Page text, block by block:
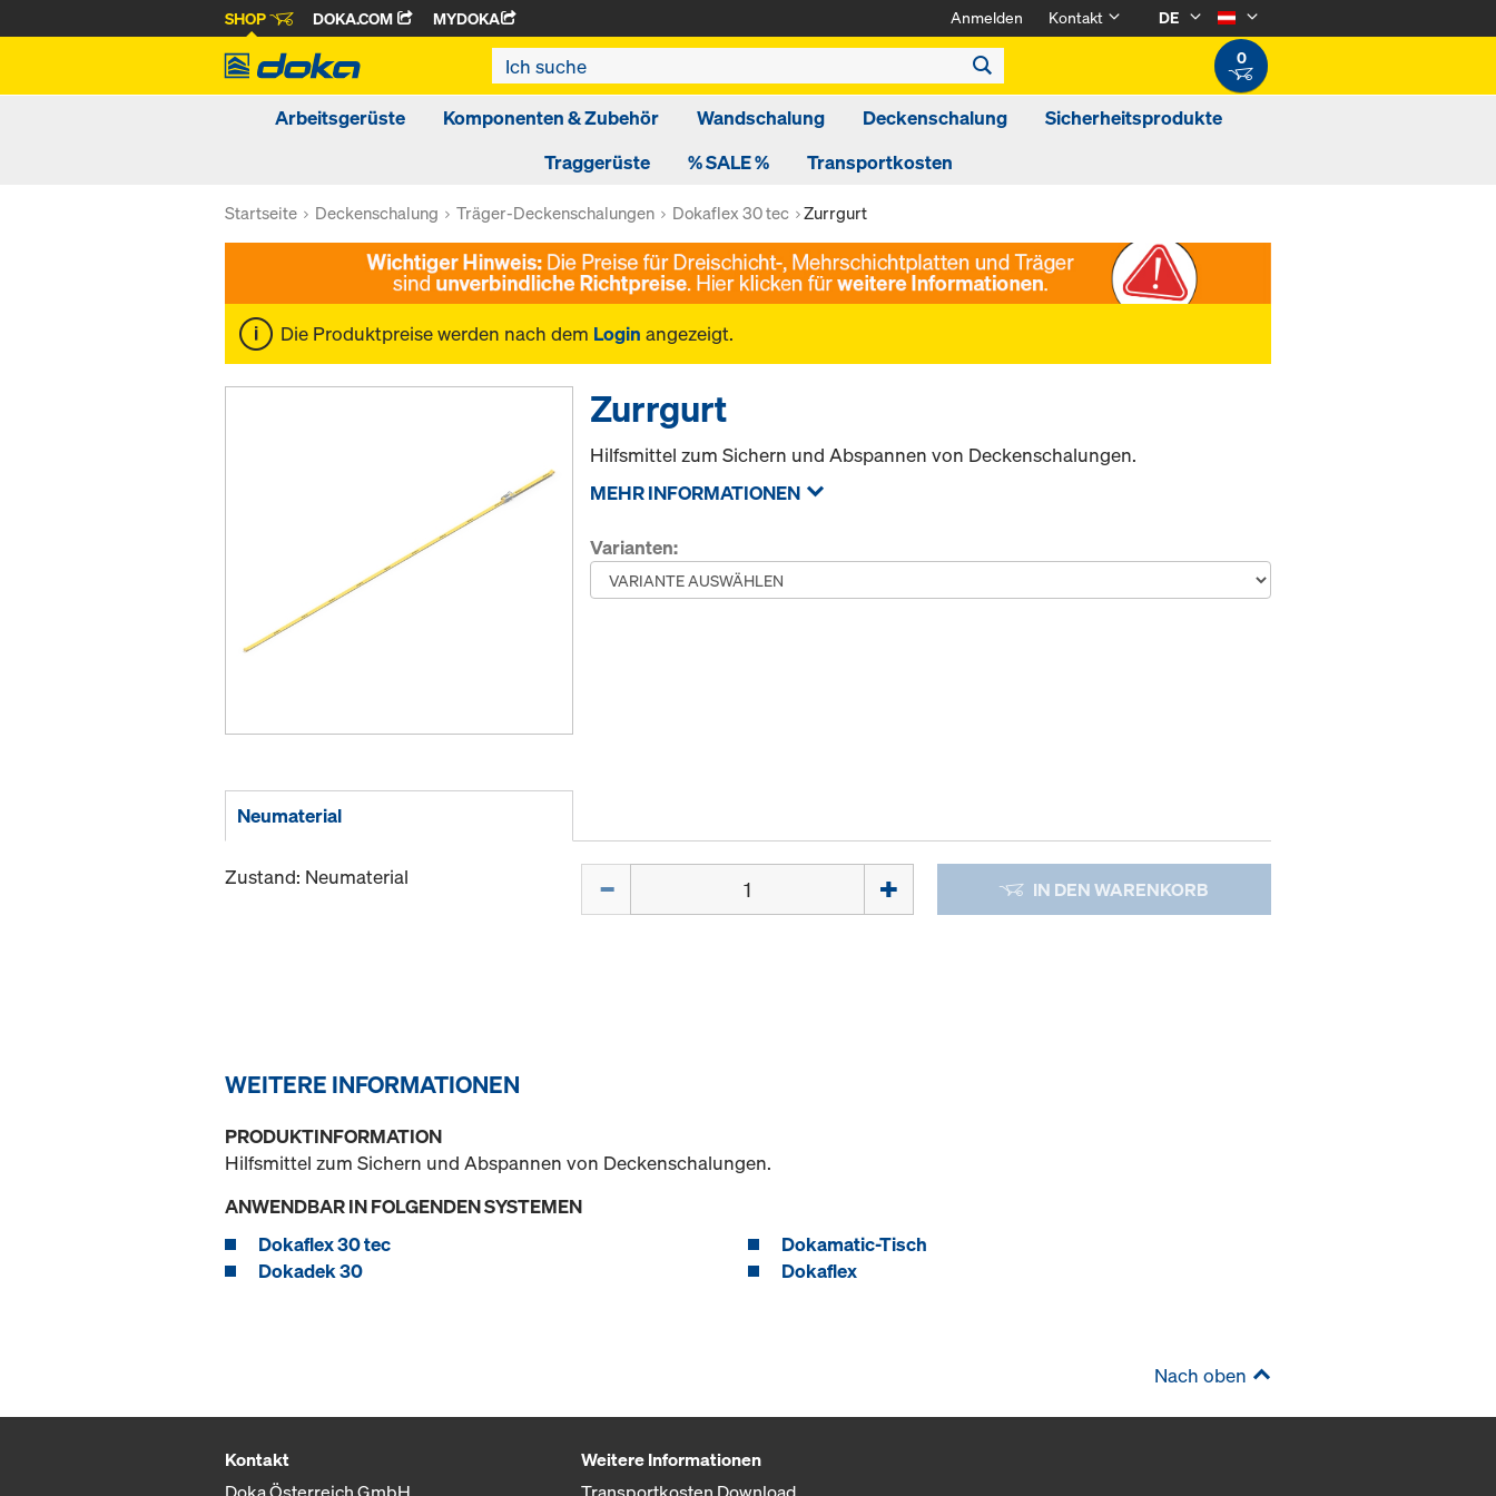
SHOP DOKA.COM MYDOKA Anmelden Kontakt
DE
0
Arbeitsgerüste Komponenten & Zubehör Wandschalung Deckenschalung
Sicherheitsprodukte
Traggerüste
% SALE % Transportkosten
Startseite Deckenschalung Träger-Deckenschalungen Dokaflex 30 tec Zurrgurt
Die Produktpreise werden nach dem Login angezeigt.
Zurrgurt
Hilfsmittel zum Sichern und Abspannen von Deckenschalungen.
MEHR INFORMATIONEN
Varianten:
Neumaterial
Zustand: Neumaterial IN DEN WARENKORB
WEITERE INFORMATIONEN
PRODUKTINFORMATION
Hilfsmittel zum Sichern und Abspannen von Deckenschalungen.
ANWENDBAR IN FOLGENDEN SYSTEMEN
Dokaflex 30 tec
Dokamatic-Tisch
Dokadek 30
Dokaflex
Nach oben
Kontakt
Weitere Informationen